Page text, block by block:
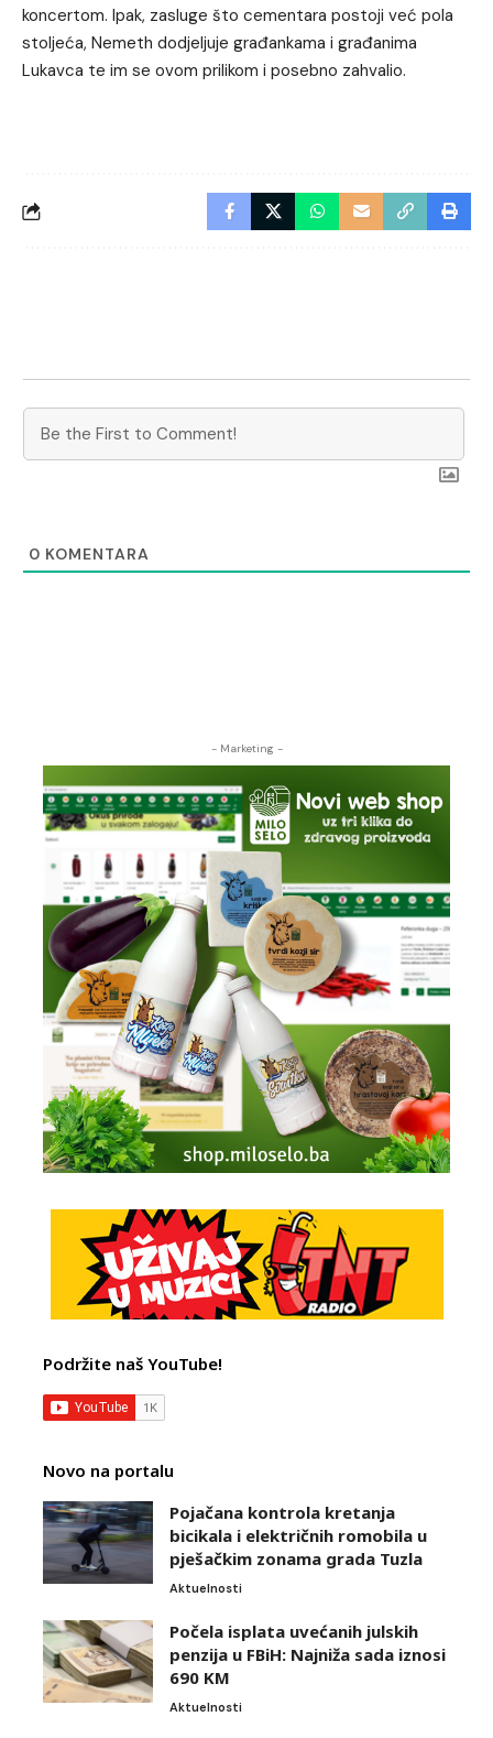
koncertom. Ipak, zasluge što cementara postoji već pola
stoljeća, Nemeth dodjeljuje građankama i građanima
Lukavca te im se ovom prilikom i posebno zahvalio.
0 KOMENTARA
- Marketing -
Podržite naš YouTube!
Novo na portalu
Pojačana kontrola kretanja
bicikala i električnih romobila u
pješačkim zonama grada Tuzla
Aktuelnosti
Počela isplata uvećanih julskih
penzija u FBiH: Najniža sada iznosi
690 KM
Aktuelnosti